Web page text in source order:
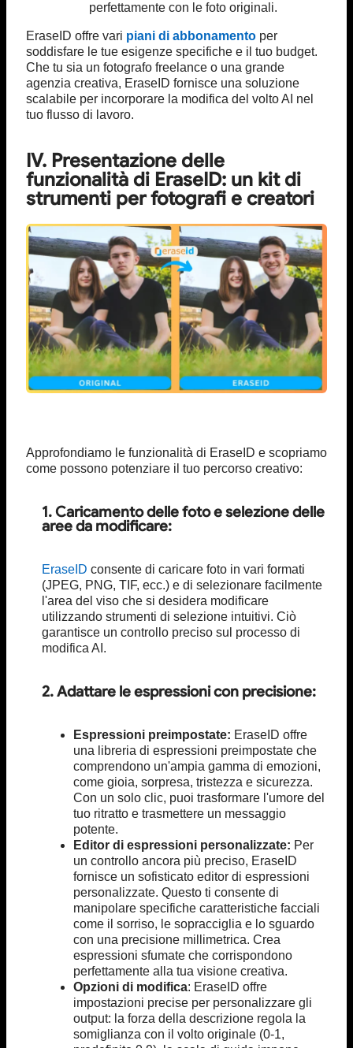
perfettamente con le foto originali.
EraseID offre vari piani di abbonamento per
soddisfare le tue esigenze specifiche e il tuo budget.
Che tu sia un fotografo freelance o una grande
agenzia creativa, EraseID fornisce una soluzione
scalabile per incorporare la modifica del volto AI nel
tuo flusso di lavoro.
IV. Presentazione delle
funzionalità di EraseID: un kit di
strumenti per fotografi e creatori
Approfondiamo le funzionalità di EraseID e scopriamo
come possono potenziare il tuo percorso creativo:
1. Caricamento delle foto e selezione delle
aree da modificare:
EraseID consente di caricare foto in vari formati
(JPEG, PNG, TIF, ecc.) e di selezionare facilmente
l'area del viso che si desidera modificare
utilizzando strumenti di selezione intuitivi. Ciò
garantisce un controllo preciso sul processo di
modifica AI.
2. Adattare le espressioni con precisione:
Espressioni preimpostate: EraseID offre
una libreria di espressioni preimpostate che
comprendono un'ampia gamma di emozioni,
come gioia, sorpresa, tristezza e sicurezza.
Con un solo clic, puoi trasformare l'umore del
tuo ritratto e trasmettere un messaggio
potente.
Editor di espressioni personalizzate: Per
un controllo ancora più preciso, EraseID
fornisce un sofisticato editor di espressioni
personalizzate. Questo ti consente di
manipolare specifiche caratteristiche facciali
come il sorriso, le sopracciglia e lo sguardo
con una precisione millimetrica. Crea
espressioni sfumate che corrispondono
perfettamente alla tua visione creativa.
Opzioni di modifica: EraseID offre
impostazioni precise per personalizzare gli
output: la forza della descrizione regola la
somiglianza con il volto originale (0-1,